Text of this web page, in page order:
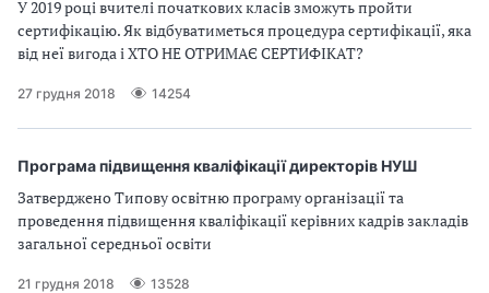
У 2019 році вчителі початкових класів зможуть пройти
сертифікацію. Як відбуватиметься процедура сертифікації, яка
від неї вигода і ХТО НЕ ОТРИМАЄ СЕРТИФІКАТ?
27 грудня 2018 14254
Програма підвищення кваліфікації директорів НУШ
Затверджено Типову освітню програму організації та
проведення підвищення кваліфікації керівних кадрів закладів
загальної середньої освіти
21 грудня 2018 13528